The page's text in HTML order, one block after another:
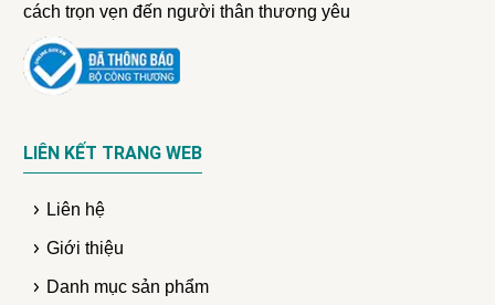
cách trọn vẹn đến người thân thương yêu
LIÊN KẾT TRANG WEB
Liên hệ
Giới thiệu
Danh mục sản phẩm